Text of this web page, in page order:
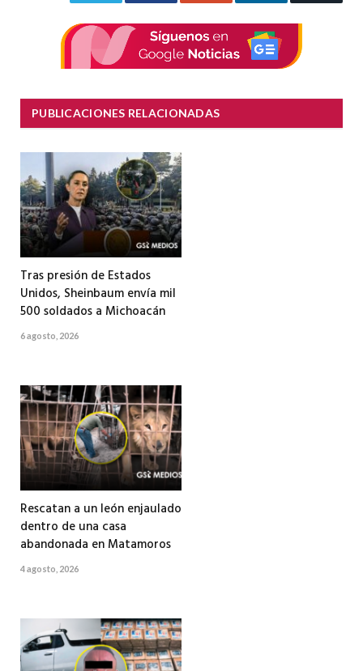
PUBLICACIONES RELACIONADAS
Tras presión de Estados
Unidos, Sheinbaum envía mil
500 soldados a Michoacán
6 agosto, 2026
Rescatan a un león enjaulado
dentro de una casa
abandonada en Matamoros
4 agosto, 2026